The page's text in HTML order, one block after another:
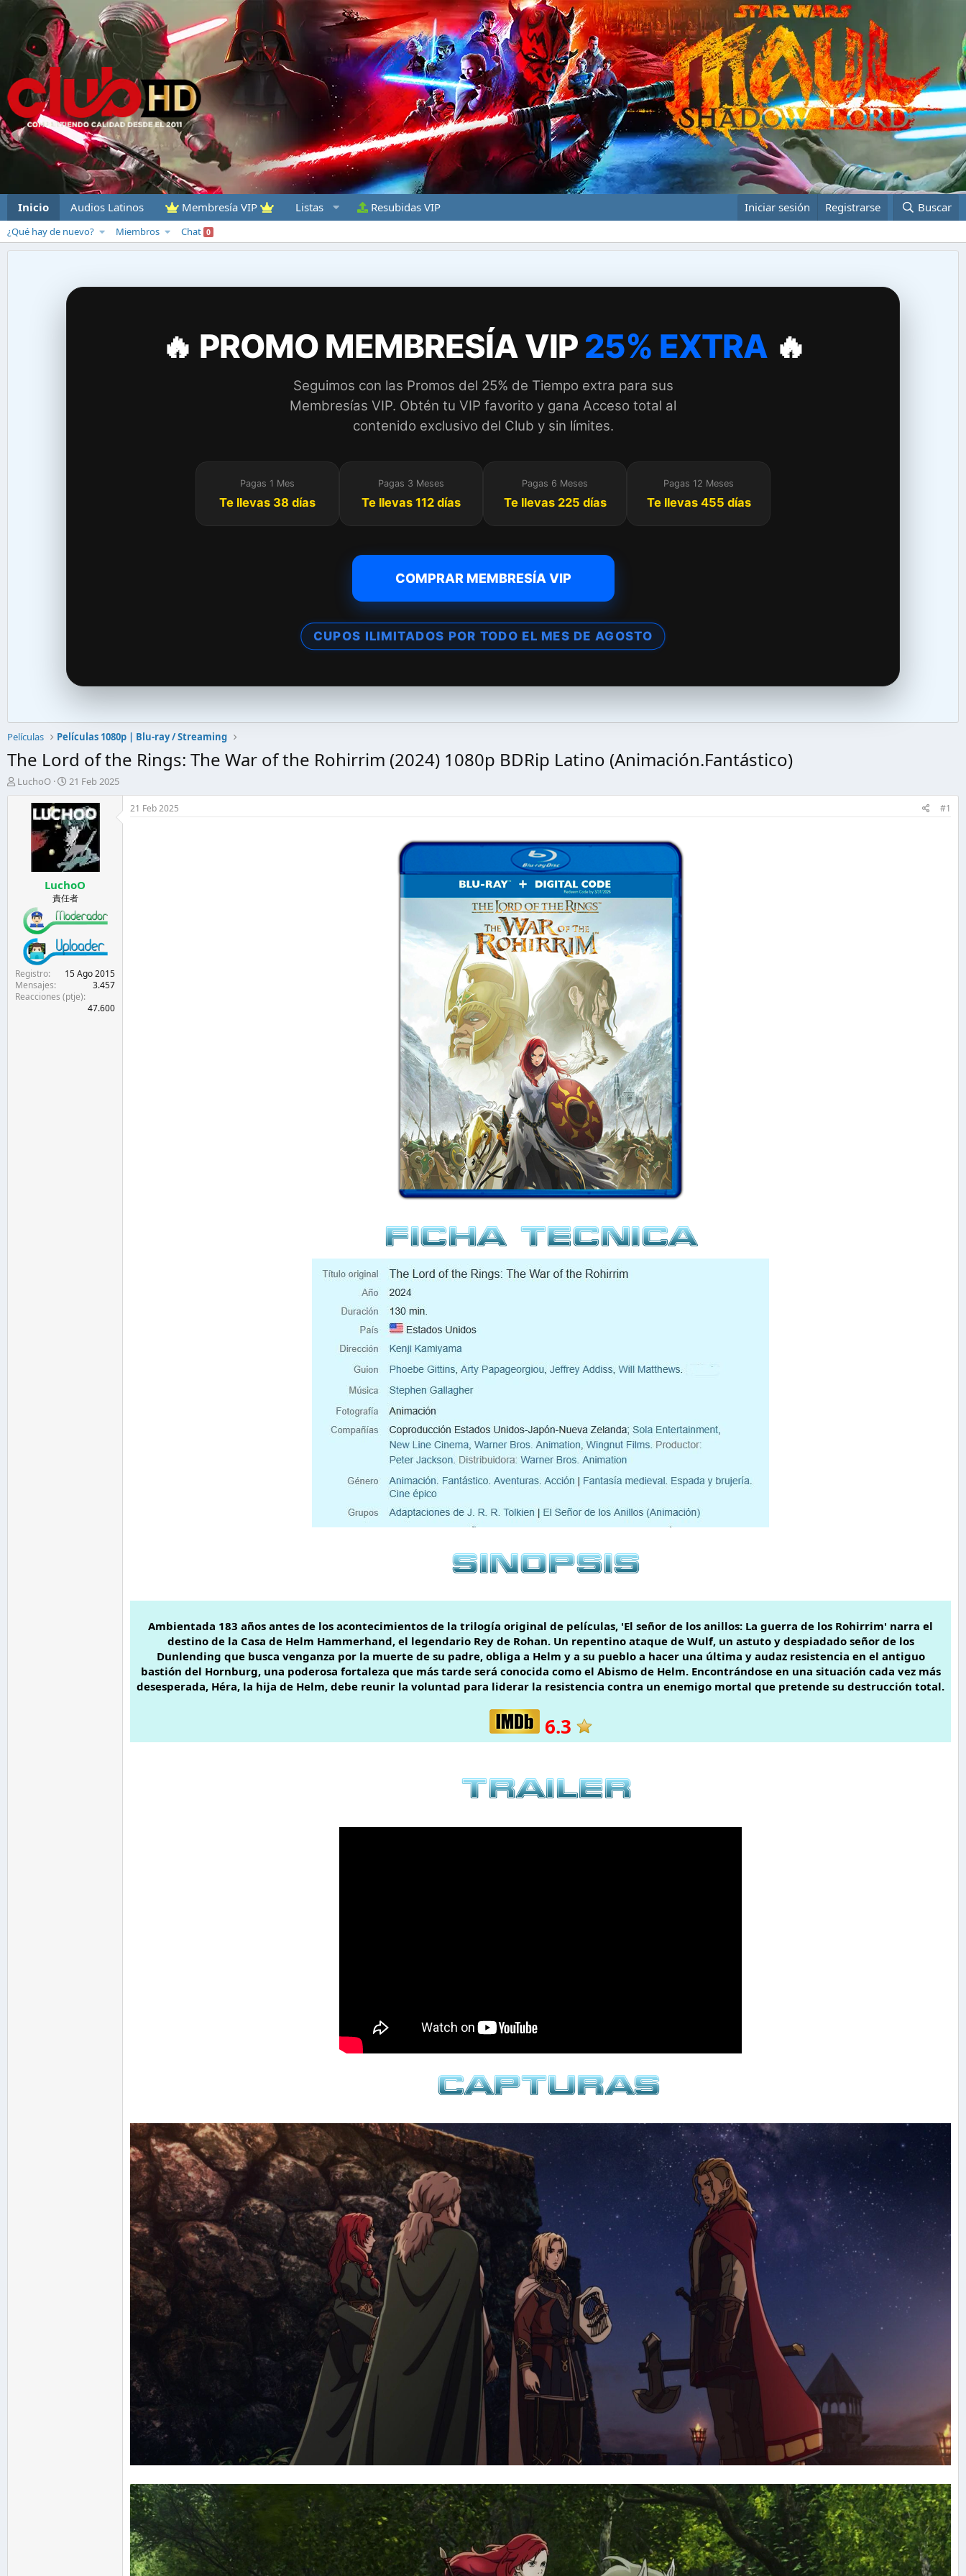
Inicio Audios Latinos Membresía VIP Listas Resubidas VIP Iniciar sesión Registrarse Buscar
¿Qué hay de nuevo? Miembros Chat 0
🔥 PROMO MEMBRESÍA VIP25% EXTRA🔥
Seguimos con las Promos del 25% de Tiempo extra para sus
Membresías VIP. Obtén tu VIP favorito y gana Acceso total al
contenido exclusivo del Club y sin límites.
Pagas 1 Mes
Te llevas 38 días
Pagas 3 Meses
Te llevas 112 días
Pagas 6 Meses
Te llevas 225 días
Pagas 12 Meses
Te llevas 455 días
COMPRAR MEMBRESÍA VIP
CUPOS ILIMITADOS POR TODO EL MES DE AGOSTO
Películas Películas 1080p | Blu-ray / Streaming
The Lord of the Rings: The War of the Rohirrim (2024) 1080p BDRip Latino (Animación.Fantástico)
ALuchoO
F
c
h
a
d
e
i
n
i
i
o
21 Feb 2025
LuchoO
責任者
Registro
15 Ago 2015
Mensajes
3.457
Reacciones (ptje)
47.600
21 Feb 2025 #1
Ambientada 183 años antes de los acontecimientos de la trilogía original de películas, 'El señor de los anillos: La guerra de los Rohirrim' narra el
destino de la Casa de Helm Hammerhand, el legendario Rey de Rohan. Un repentino ataque de Wulf, un astuto y despiadado señor de los
Dunlending que busca venganza por la muerte de su padre, obliga a Helm y a su pueblo a hacer una última y audaz resistencia en el antiguo
bastión del Hornburg, una poderosa fortaleza que más tarde será conocida como el Abismo de Helm. Encontrándose en una situación cada vez más
desesperada, Héra, la hija de Helm, debe reunir la voluntad para liderar la resistencia contra un enemigo mortal que pretende su destrucción total.
6.3